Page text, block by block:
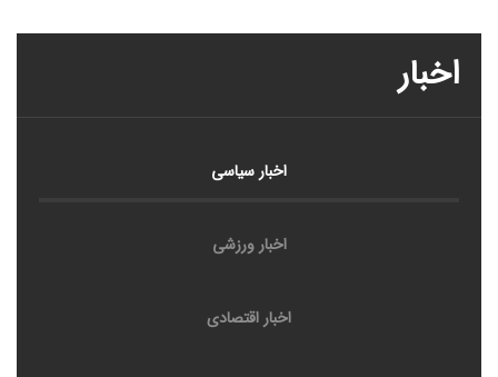
اخبار
اخبار سیاسی
اخبار ورزشی
اخبار اقتصادی